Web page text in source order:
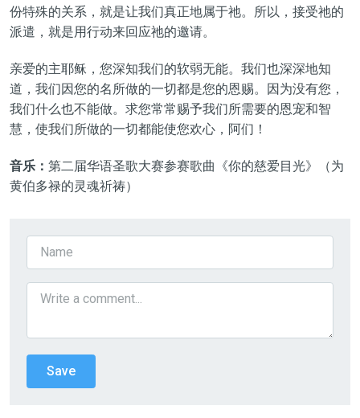
份特殊的关系，就是让我们真正地属于祂。所以，接受祂的
派遣，就是用行动来回应祂的邀请。
亲爱的主耶稣，您深知我们的软弱无能。我们也深深地知
道，我们因您的名所做的一切都是您的恩赐。因为没有您，
我们什么也不能做。求您常常赐予我们所需要的恩宠和智
慧，使我们所做的一切都能使您欢心，阿们！
音乐： 第二届华语圣歌大赛参赛歌曲《你的慈爱目光》（为
黄伯多禄的灵魂祈祷）